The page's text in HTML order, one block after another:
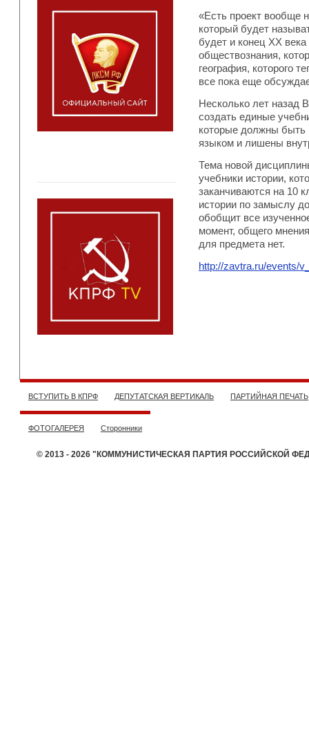
«Есть проект вообще
который будет
будет и конец ХХ
обществознания,
география, которого
все пока еще
Несколько лет назад
создать единые
которые должны быть
языком и лишены
Тема новой
учебники истории,
заканчиваются на 10
истории по замыслу
обобщит все
момент, общего
для предмета нет.
http://zavtra.ru/events/
ВСТУПИТЬ В КПРФ ДЕПУТАТСКАЯ ВЕРТИКАЛЬ ПАРТИЙНАЯ ПЕЧАТЬ
ФОТОГАЛЕРЕЯ Сторонники
© 2013 - 2026 "КОММУНИСТИЧЕСКАЯ ПАРТИЯ РОССИЙСКОЙ